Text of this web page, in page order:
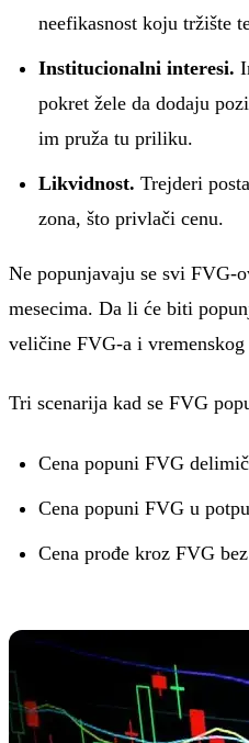
neefikasnost koju tržište
Institucionalni interesi.
pokret žele da dodaju
im pruža tu priliku.
Likvidnost. Trejderi
zona, što privlači cenu.
Ne popunjavaju se svi FVG-
mesecima. Da li će biti
veličine FVG-a i
Tri scenarija kad se FVG
Cena popuni FVG
Cena popuni FVG u
Cena prođe kroz FVG